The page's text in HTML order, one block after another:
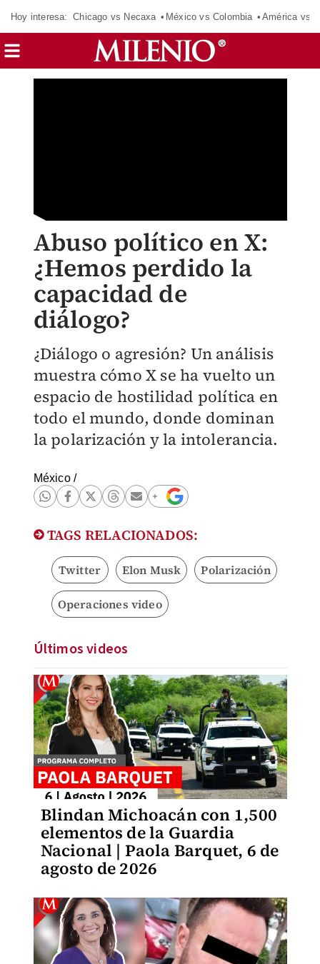
Hoy interesa: Chicago vs Necaxa México vs Colombia América vs
Abuso político en X:
¿Hemos perdido la
capacidad de
diálogo?
¿Diálogo o agresión? Un análisis
muestra cómo X se ha vuelto un
espacio de hostilidad política en
todo el mundo, donde dominan
la polarización y la intolerancia.
México/
TAGS RELACIONADOS:
Twitter Elon Musk Polarización
Operaciones video
Últimos videos
Blindan Michoacán con 1,500
elementos de la Guardia
Nacional | Paola Barquet, 6 de
agosto de 2026